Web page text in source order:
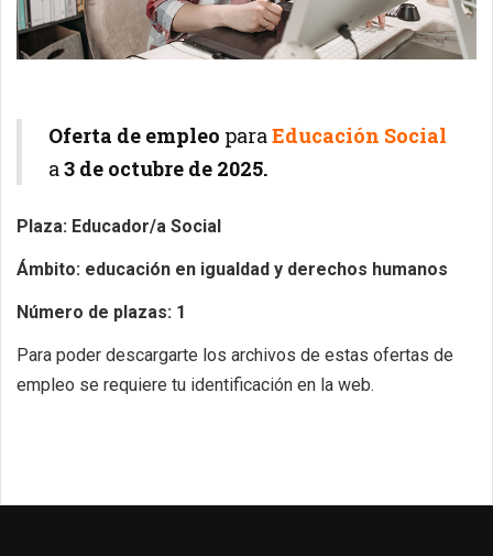
Oferta de empleo paraEducación Social
a3 de octubre de 2025.
Plaza: Educador/a Social
Ámbito: educación en igualdad y derechos humanos
Número de plazas: 1
Para poder descargarte los archivos de estas ofertas de
empleo se requiere tu identificación en la web.